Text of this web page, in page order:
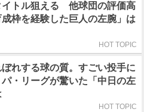
イトル狙える 他球団の評価高
成枠を経験した巨人の左腕」は
HOT TOPIC
ぼれする球の質。すごい投手に
・リーグが驚いた「中日の左
HOT TOPIC